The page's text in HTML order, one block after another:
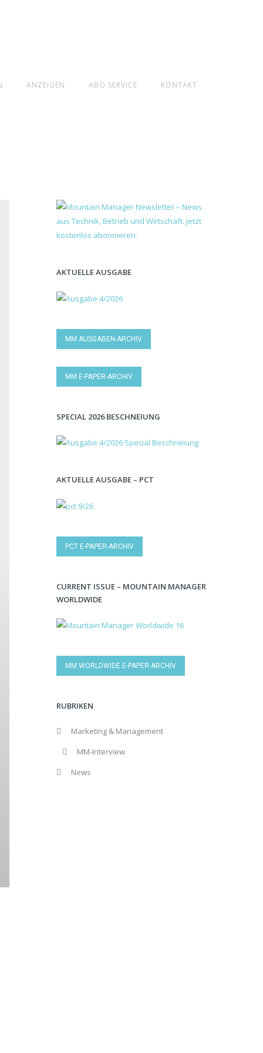
ANZEIGEN ABO SERVICE KONTAKT
AKTUELLE AUSGABE
MM AUSGABEN-ARCHIV
MM E-PAPER-ARCHIV
SPECIAL 2026 BESCHNEIUNG
AKTUELLE AUSGABE – PCT
PCT E-PAPER-ARCHIV
CURRENT ISSUE – MOUNTAIN MANAGER
WORLDWIDE
MM WORLDWIDE E-PAPER-ARCHIV
RUBRIKEN
Marketing & Management
MM-Interview
News